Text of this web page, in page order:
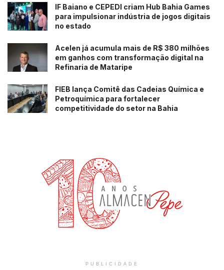
IF Baiano e CEPEDI criam Hub Bahia Games
para impulsionar indústria de jogos digitais
no estado
Acelen já acumula mais de R$ 380 milhões
em ganhos com transformação digital na
Refinaria de Mataripe
FIEB lança Comitê das Cadeias Química e
Petroquímica para fortalecer
competitividade do setor na Bahia
PUBLICIDADE